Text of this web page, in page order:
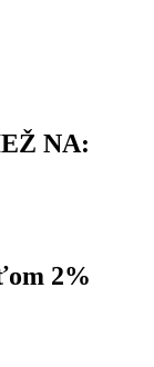
NA:
2%